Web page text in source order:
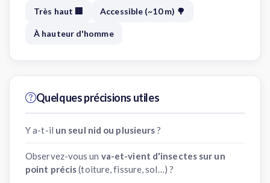
Très haut 🏢 Accessible (~10 m) 🌳
À hauteur d'homme
Quelques précisions utiles
Y a-t-il un seul nid ou plusieurs?
Observez-vous un va-et-vient d'insectes sur un
point précis(toiture, fissure, sol…) ?